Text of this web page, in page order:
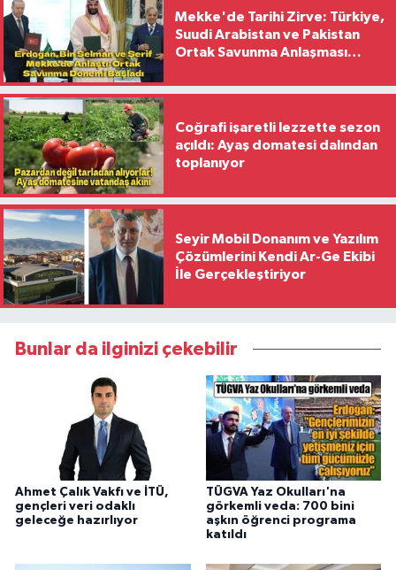
Mekke'de Tarihi Zirve: Türkiye,
Suudi Arabistan ve Pakistan
Ortak Savunma Anlaşması
Coğrafi işaretli lezzette sezon
açıldı: Ayaş domatesi dalından
toplanıyor
Seyir Mobil Donanım ve Yazılım
Çözümlerini Kendi Ar-Ge Ekibi
İle Gerçekleştiriyor
Bunlar da ilginizi çekebilir
Ahmet Çalık Vakfı ve İTÜ,
gençleri veri odaklı
geleceğe hazırlıyor
TÜGVA Yaz Okulları'na
görkemli veda: 700 bini
aşkın öğrenci programa
katıldı